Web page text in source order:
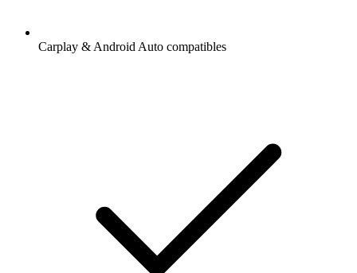
Carplay & Android Auto compatibles